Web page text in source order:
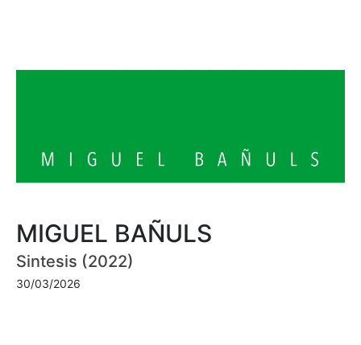
MIGUEL BAÑULS
Sintesis (2022)
30/03/2026